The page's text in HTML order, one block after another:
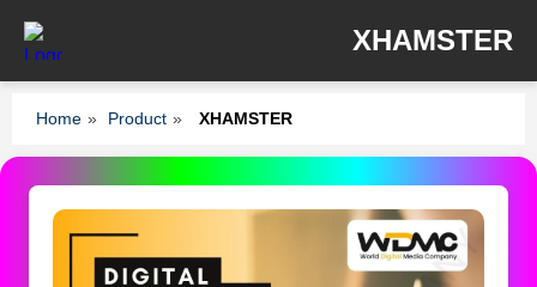
XHAMSTER
Home » Product » XHAMSTER